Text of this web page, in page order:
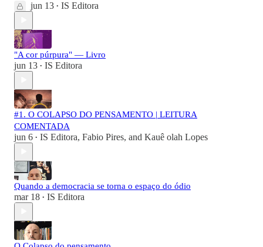
jun 13 • IS Editora
"A cor púrpura" — Livro
jun 13 • IS Editora
#1. O COLAPSO DO PENSAMENTO | LEITURA
COMENTADA
jun 6 • IS Editora, Fabio Pires, and Kauê olah Lopes
Quando a democracia se torna o espaço do ódio
mar 18 • IS Editora